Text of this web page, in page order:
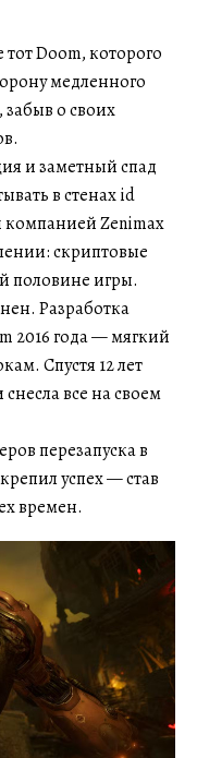
Doom, которого
медленного
о своих
и заметный спад
в стенах id
компанией Zenimax
скриптовые
половине игры.
Разработка
2016 года — мягкий
Спустя 12 лет
все на своем
перезапуска в
успех — став
времен.